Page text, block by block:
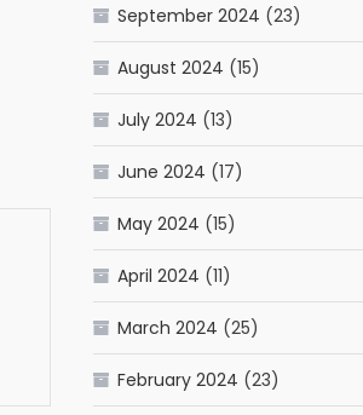
September 2024 (23)
August 2024 (15)
July 2024 (13)
June 2024 (17)
May 2024 (15)
April 2024 (11)
March 2024 (25)
February 2024 (23)